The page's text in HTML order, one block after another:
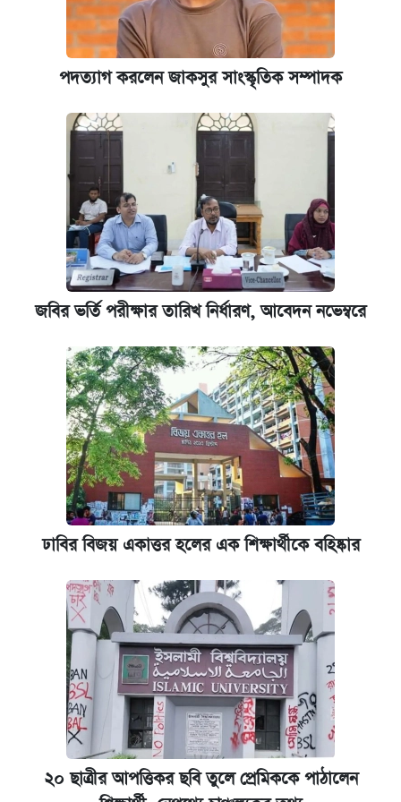
কেমব্রিজ বিশ্ববিদ্যালয়ের এমবিএ স্কলারশিপে
আবেদন শুরু
পিএসসিতে আরও চার সদস্য নিয়োগ
প্রতিষ্ঠান প্রধানদের ভাইভা শুরুর নির্দেশ শিক্ষামন্ত্রীর
পদত্যাগ করলেন জাকসুর সাংস্কৃতিক সম্পাদক
জবির ভর্তি পরীক্ষার তারিখ নির্ধারণ, আবেদন নভেম্বরে
ঢাবির বিজয় একাত্তর হলের এক শিক্ষার্থীকে বহিষ্কার
২০ ছাত্রীর আপত্তিকর ছবি তুলে প্রেমিককে পাঠালেন